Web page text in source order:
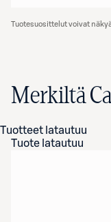
Tuotesuosittelut voivat
Merkiltä
Tuotteet latautuu
Tuote latautuu